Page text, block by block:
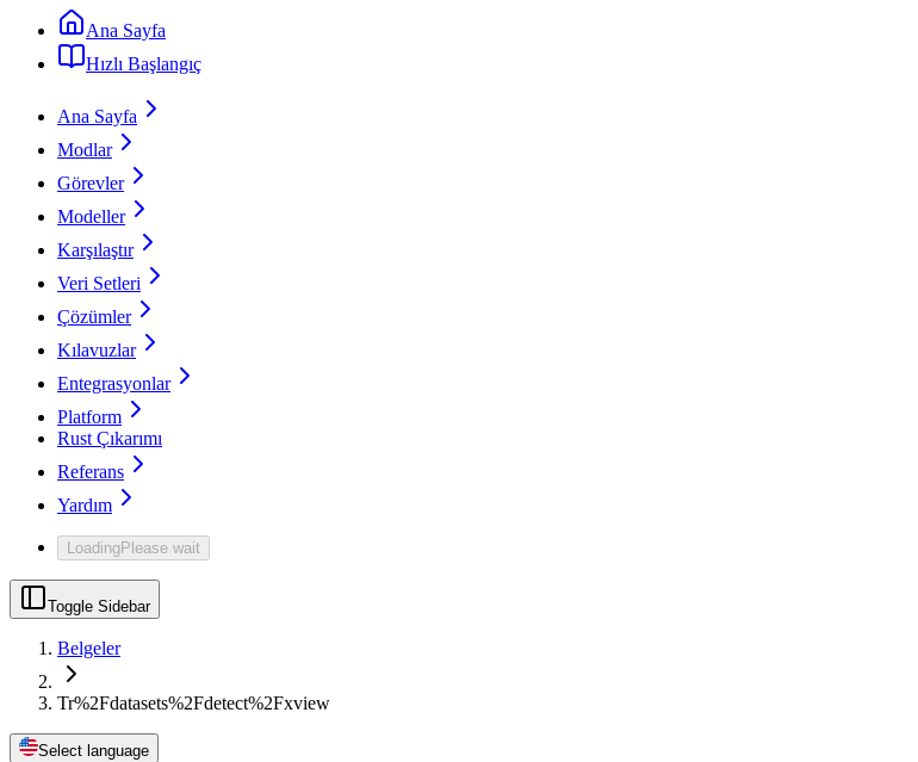
Ana Sayfa
Hızlı Başlangıç
Ana Sayfa
Modlar
Görevler
Modeller
Karşılaştır
Veri Setleri
Çözümler
Kılavuzlar
Entegrasyonlar
Platform
Rust Çıkarımı
Referans
Yardım
LoadingPlease wait
Toggle Sidebar
Belgeler
Tr%2Fdatasets%2Fdetect%2Fxview
Select language